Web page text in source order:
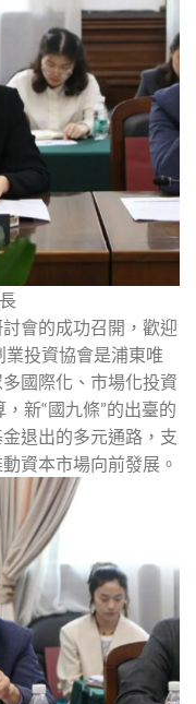
會的成功召開，歡迎
投資協會是浦東唯
國際化、市場化投資
新“國九條”的出臺的
退出的多元通路，支
資本市場向前發展。